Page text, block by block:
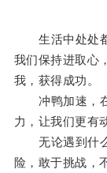
生活中处处都
我们保持进取心
我，获得成功。
冲鸭加速，在
力，让我们更有
无论遇到什么
险，敢于挑战，